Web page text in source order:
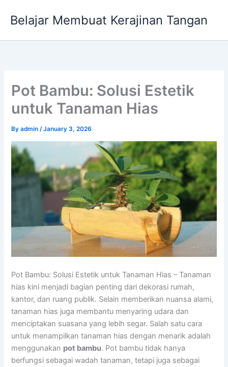
Belajar Membuat Kerajinan Tangan
Pot Bambu: Solusi Estetik
untuk Tanaman Hias
Byadmin/January 3, 2026
Pot Bambu: Solusi Estetik untuk Tanaman Hias – Tanaman
hias kini menjadi bagian penting dari dekorasi rumah,
kantor, dan ruang publik. Selain memberikan nuansa alami,
tanaman hias juga membantu menyaring udara dan
menciptakan suasana yang lebih segar. Salah satu cara
untuk menampilkan tanaman hias dengan menarik adalah
menggunakan pot bambu. Pot bambu tidak hanya
berfungsi sebagai wadah tanaman, tetapi juga sebagai